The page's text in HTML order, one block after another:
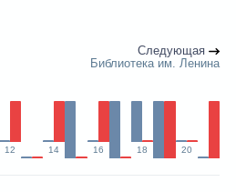
Следующая
Библиотека им. Ленина
12 14 16 18 20